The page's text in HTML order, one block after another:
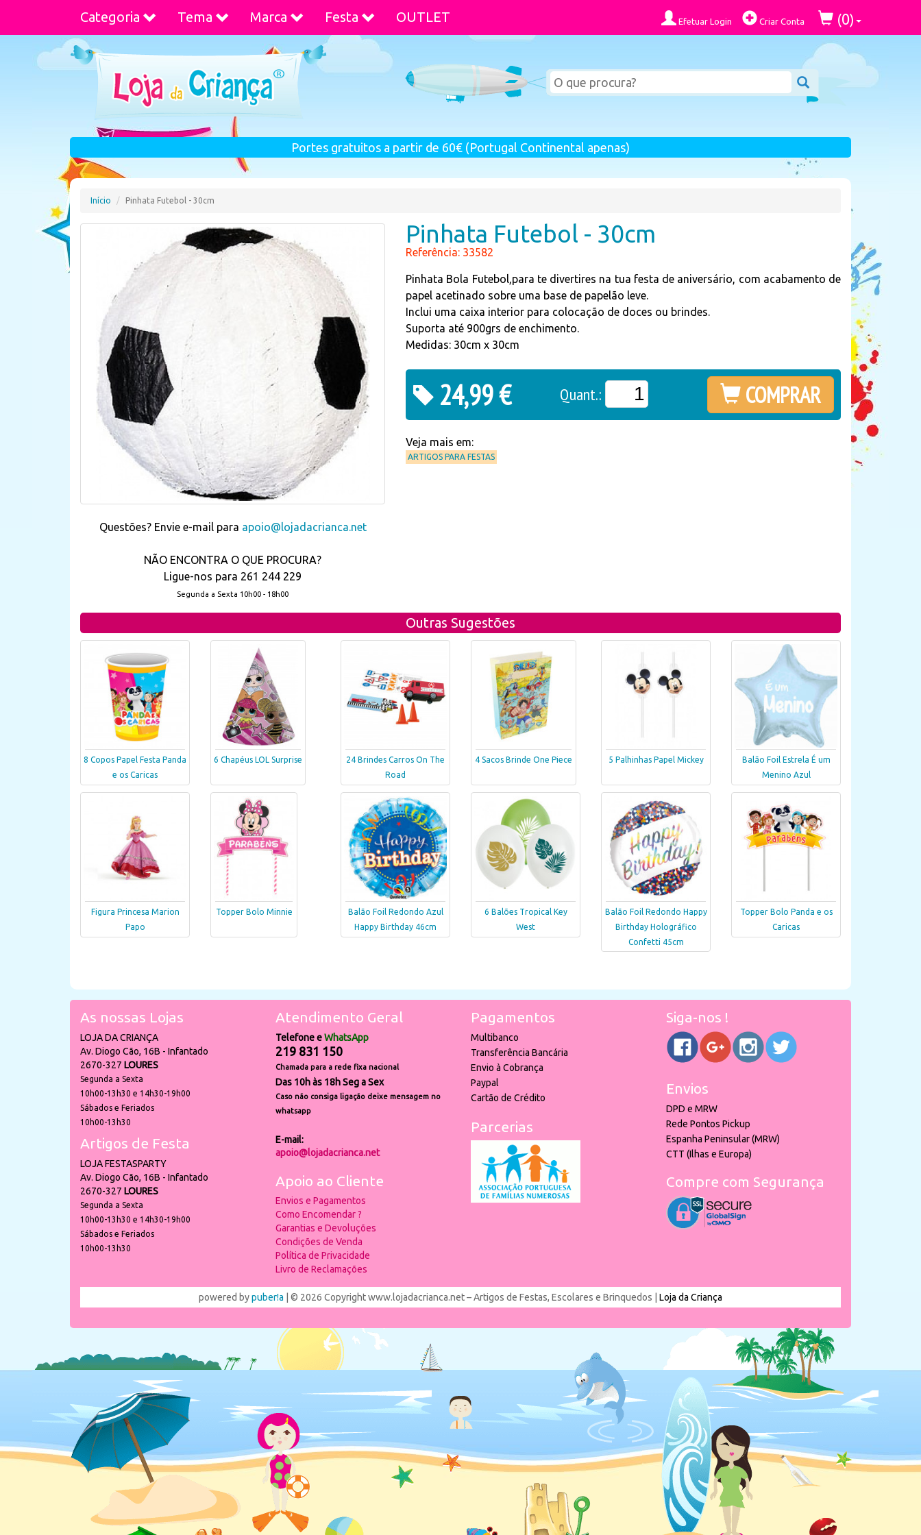
Categoria Tema Marca Festa OUTLET Efetuar Login Criar Conta (0)
Portes gratuitos a partir de 60€ (Portugal Continental apenas)
Início Pinhata Futebol - 30cm
Questões? Envie e-mail para apoio@lojadacrianca.net
NÃO ENCONTRA O QUE PROCURA?
Ligue-nos para 261 244 229
Segunda a Sexta 10h00 - 18h00
Pinhata Futebol - 30cm
Referência: 33582
Pinhata Bola Futebol,para te divertires na tua festa de aniversário, com acabamento de
papel acetinado sobre uma base de papelão leve.
Inclui uma caixa interior para colocação de doces ou brindes.
Suporta até 900grs de enchimento.
Medidas: 30cm x 30cm
24,99 € Quant.: COMPRAR
Veja mais em:
ARTIGOS PARA FESTAS
Outras Sugestões
8 Copos Papel Festa Panda
e os Caricas
6 Chapéus LOL Surprise
24 Brindes Carros On The
Road
4 Sacos Brinde One Piece 5 Palhinhas Papel Mickey
Balão Foil Estrela É um
Menino Azul
Figura Princesa Marion
Papo
Topper Bolo Minnie
Balão Foil Redondo Azul
Happy Birthday 46cm
6 Balões Tropical Key
West
Balão Foil Redondo Happy
Birthday Holográfico
Confetti 45cm
Topper Bolo Panda e os
Caricas
As nossas Lojas
LOJA DA CRIANÇA
Av. Diogo Cão, 16B - Infantado
2670-327 LOURES
Segunda a Sexta
10h00-13h30 e 14h30-19h00
Sábados e Feriados
10h00-13h30
Artigos de Festa
LOJA FESTASPARTY
Av. Diogo Cão, 16B - Infantado
2670-327 LOURES
Segunda a Sexta
10h00-13h30 e 14h30-19h00
Sábados e Feriados
10h00-13h30
Atendimento Geral
Telefone eWhatsApp
219 831 150
Chamada para a rede fixa nacional
Das 10h às 18h Seg a Sex
Caso não consiga ligação deixe mensagem no
whatsapp
E-mail:
apoio@lojadacrianca.net
Apoio ao Cliente
Envios e Pagamentos
Como Encomendar ?
Garantias e Devoluções
Condições de Venda
Política de Privacidade
Livro de Reclamações
Pagamentos
Multibanco
Transferência Bancária
Envio à Cobrança
Paypal
Cartão de Crédito
Parcerias
Siga-nos !
Envios
DPD e MRW
Rede Pontos Pickup
Espanha Peninsular (MRW)
CTT (Ilhas e Europa)
Compre com Segurança
powered bypuber!a | © 2026 Copyright www.lojadacrianca.net – Artigos de Festas, Escolares e Brinquedos | Loja da Criança